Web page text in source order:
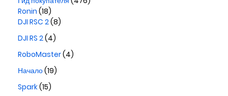
Ronin (18)
DJI RSC 2(8)
DJI RS 2(4)
RoboMaster(4)
Начало(19)
Spark(15)